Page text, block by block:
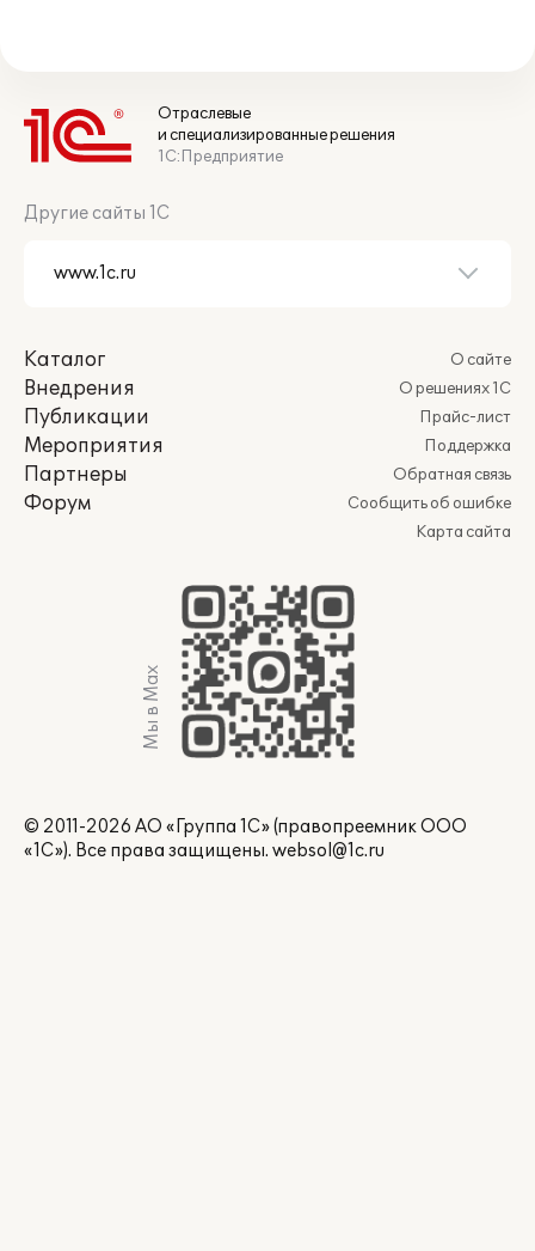
Отраслевые
и специализированные решения
1С:Предприятие
Другие сайты 1С
Каталог
Внедрения
Публикации
Мероприятия
Партнеры
Форум
О сайте
О решениях 1С
Прайс-лист
Поддержка
Обратная связь
Сообщить об ошибке
Карта сайта
Мы в Max
© 2011-2026 АО «Группа 1С» (правопреемник ООО
«1С»). Все права защищены. websol@1c.ru